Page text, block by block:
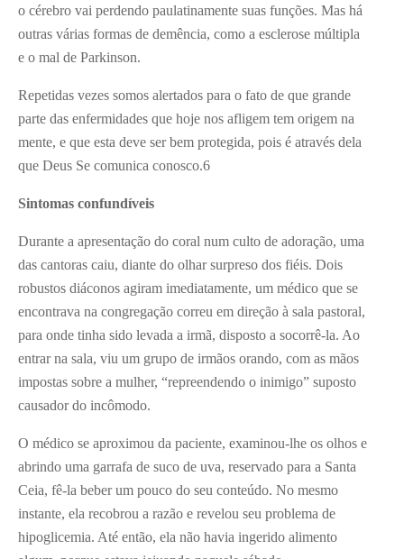
o cérebro vai perdendo paulatinamente suas funções. Mas há
outras várias formas de demência, como a esclerose múltipla
e o mal de Parkinson.
Repetidas vezes somos alertados para o fato de que grande
parte das enfermidades que hoje nos afligem tem origem na
mente, e que esta deve ser bem protegida, pois é através dela
que Deus Se comunica conosco.6
Sintomas confundíveis
Durante a apresentação do coral num culto de adoração, uma
das cantoras caiu, diante do olhar surpreso dos fiéis. Dois
robustos diáconos agiram imediatamente, um médico que se
encontrava na congregação correu em direção à sala pastoral,
para onde tinha sido levada a irmã, disposto a socorrê-la. Ao
entrar na sala, viu um grupo de irmãos orando, com as mãos
impostas sobre a mulher, “repreendendo o inimigo” suposto
causador do incômodo.
O médico se aproximou da paciente, examinou-lhe os olhos e
abrindo uma garrafa de suco de uva, reservado para a Santa
Ceia, fê-la beber um pouco do seu conteúdo. No mesmo
instante, ela recobrou a razão e revelou seu problema de
hipoglicemia. Até então, ela não havia ingerido alimento